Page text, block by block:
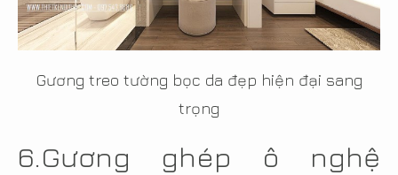
Gương treo tường bọc da đẹp hiện đại sang
trọng
6.Gương ghép ô nghệ